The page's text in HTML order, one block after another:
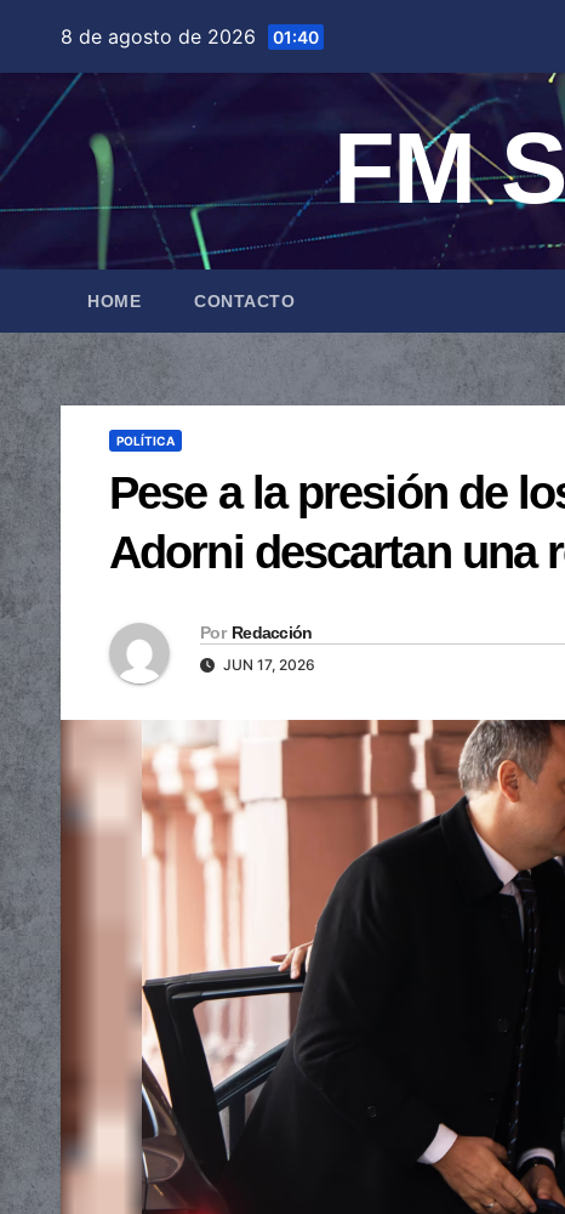
contenido
8 de agosto de 2026 01:40
FM
HOME CONTACTO
POLÍTICA
Pese a la presión de
Adorni descartan una
Por Redacción
JUN 17, 2026